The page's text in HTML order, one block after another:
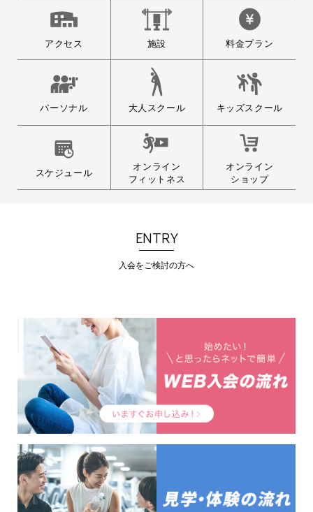
アクセス 施設 料金プラン
パーソナル 大人スクール キッズスクール
スケジュール
オンライン
フィットネス
オンライン
ショップ
ENTRY
入会をご検討の方へ